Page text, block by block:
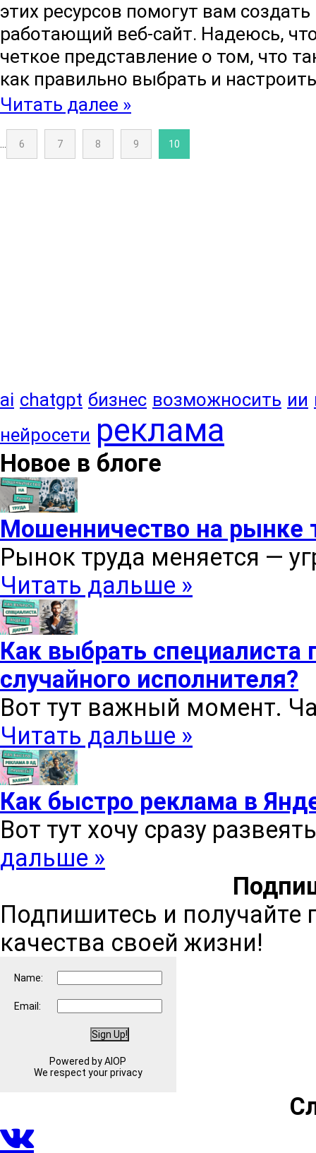
этих ресурсов помогут вам
работающий веб-сайт. Надеюсь,
четкое представление о том, что
как правильно выбрать и
Читать далее »
6 7 8 9 10
ai chatgpt бизнес возможносить ии
нейросети реклама
Новое в блоге
Мошенничество на рынке
Рынок труда меняется —
Читать дальше »
Как выбрать специалиста
случайного исполнителя?
Вот тут важный момент.
Читать дальше »
Как быстро реклама в
Вот тут хочу сразу
дальше »
Подпишитесь и получайте
качества своей жизни!
Name:
Email:
Powered by AIOP
We respect your privacy